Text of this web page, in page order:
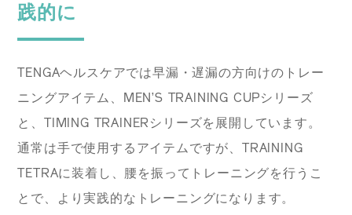
践的に
TENGAヘルスケアでは早漏・遅漏の方向けのトレー
ニングアイテム、MEN’S TRAINING CUPシリーズ
と、TIMING TRAINERシリーズを展開しています。
通常は手で使用するアイテムですが、TRAINING
TETRAに装着し、腰を振ってトレーニングを行うこ
とで、より実践的なトレーニングになります。